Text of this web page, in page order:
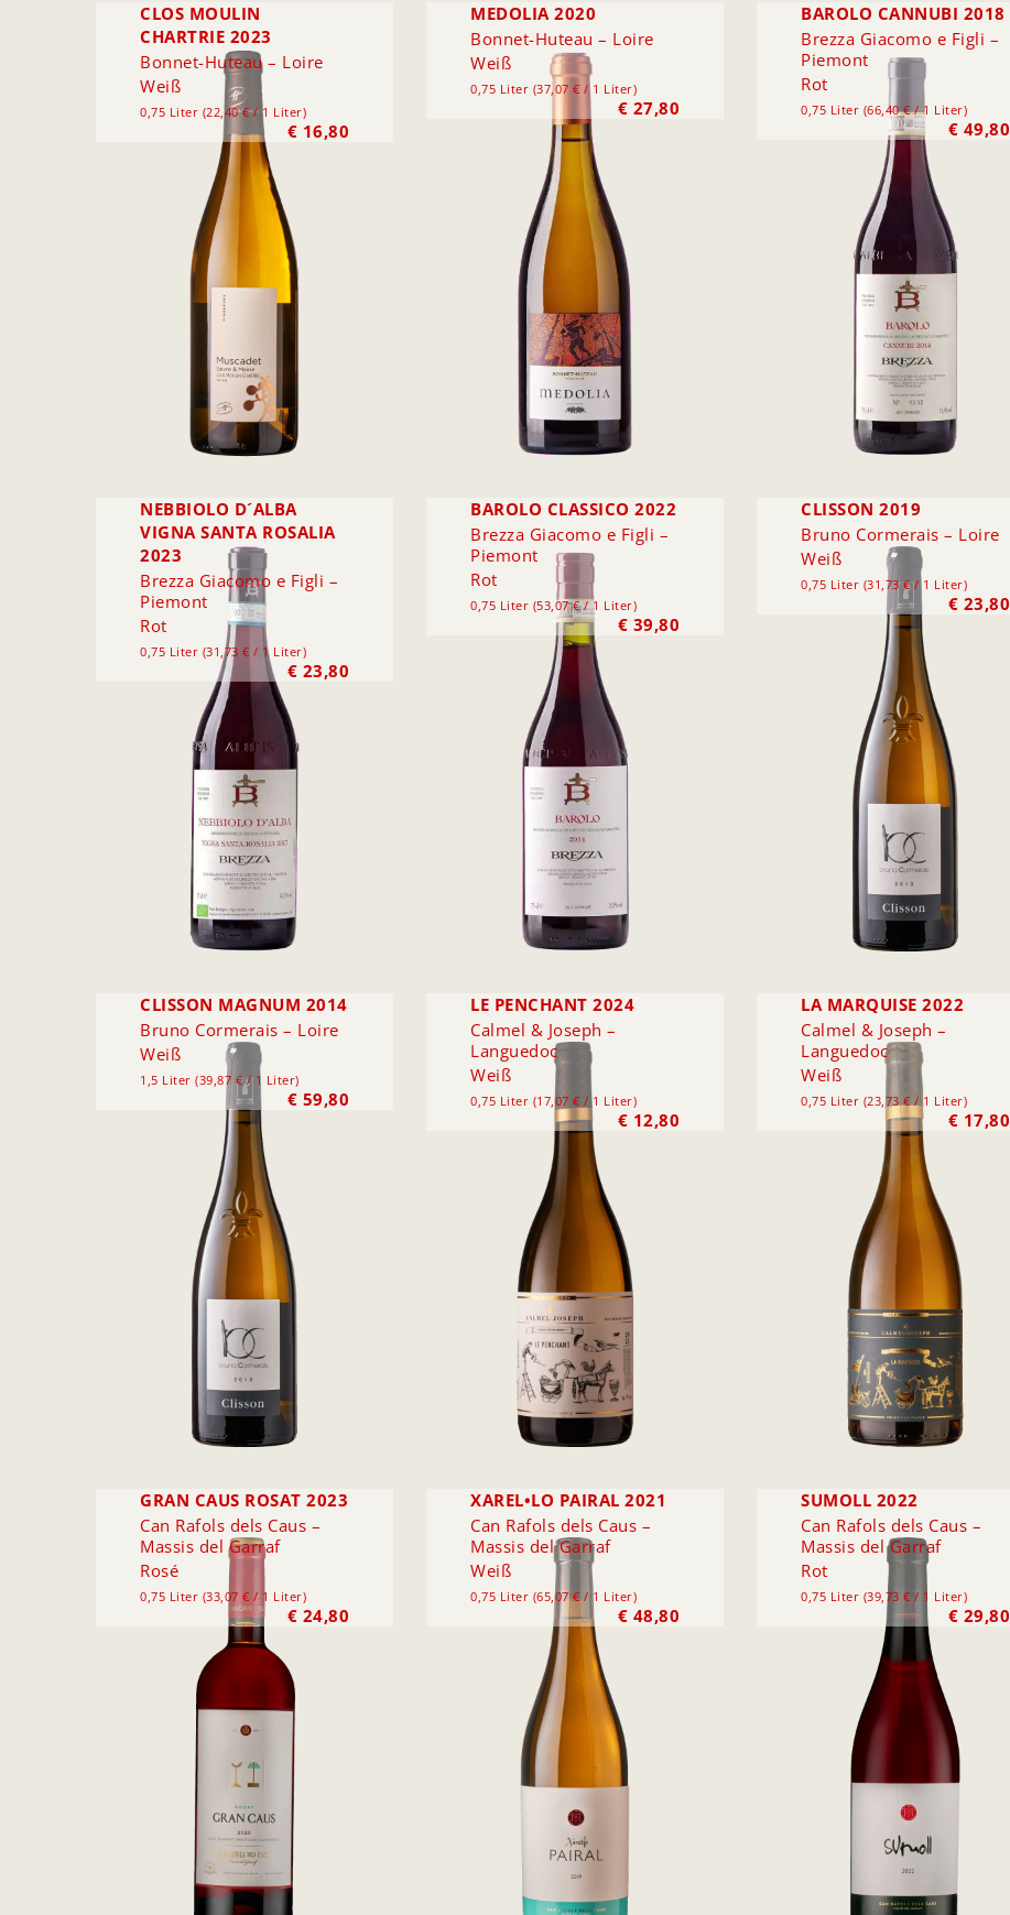
CLOS MOULIN
CHARTRIE 2023
Bonnet-Huteau – Loire
Weiß
0,75 Liter (22,40 € / 1 Liter)
€ 16,80
MEDOLIA 2020
Bonnet-Huteau – Loire
Weiß
0,75 Liter (37,07 € / 1 Liter)
€ 27,80
BAROLO CANNUBI 2018
Brezza Giacomo e Figli –
Piemont
Rot
0,75 Liter (66,40 € / 1 Liter)
€ 49,80
NEBBIOLO D´ALBA
VIGNA SANTA ROSALIA
2023
Brezza Giacomo e Figli –
Piemont
Rot
0,75 Liter (31,73 € / 1 Liter)
€ 23,80
BAROLO CLASSICO 2022
Brezza Giacomo e Figli –
Piemont
Rot
0,75 Liter (53,07 € / 1 Liter)
€ 39,80
CLISSON 2019
Bruno Cormerais – Loire
Weiß
0,75 Liter (31,73 € / 1 Liter)
€ 23,80
CLISSON MAGNUM 2014
Bruno Cormerais – Loire
Weiß
1,5 Liter (39,87 € / 1 Liter)
€ 59,80
LE PENCHANT 2024
Calmel & Joseph –
Languedoc
Weiß
0,75 Liter (17,07 € / 1 Liter)
€ 12,80
LA MARQUISE 2022
Calmel & Joseph –
Languedoc
Weiß
0,75 Liter (23,73 € / 1 Liter)
€ 17,80
GRAN CAUS ROSAT 2023
Can Rafols dels Caus –
Massis del Garraf
Rosé
0,75 Liter (33,07 € / 1 Liter)
€ 24,80
XAREL•LO PAIRAL 2021
Can Rafols dels Caus –
Massis del Garraf
Weiß
0,75 Liter (65,07 € / 1 Liter)
€ 48,80
SUMOLL 2022
Can Rafols dels Caus –
Massis del Garraf
Rot
0,75 Liter (39,73 € / 1 Liter)
€ 29,80